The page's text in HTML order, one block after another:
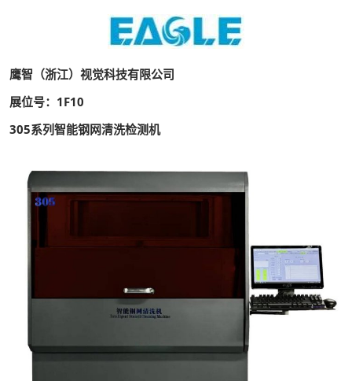
鹰智（浙江）视觉科技有限公司
展位号：1F10
305系列智能钢网清洗检测机